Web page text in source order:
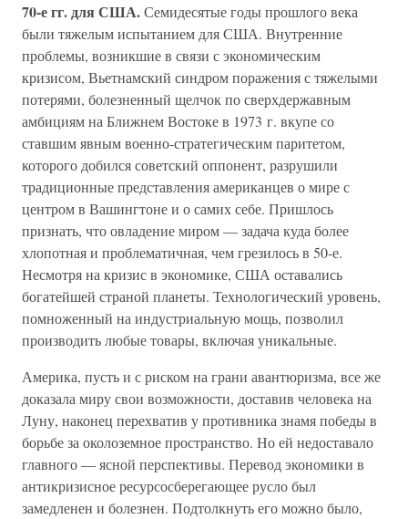
70-е гг. для США.Семидесятые годы прошлого века
были тяжелым испытанием для США. Внутренние
проблемы, возникшие в связи с экономическим
кризисом, Вьетнамский синдром поражения с тяжелыми
потерями, болезненный щелчок по сверхдержавным
амбициям на Ближнем Востоке в 1973 г. вкупе со
ставшим явным военно-стратегическим паритетом,
которого добился советский оппонент, разрушили
традиционные представления американцев о мире с
центром в Вашингтоне и о самих себе. Пришлось
признать, что овладение миром — задача куда более
хлопотная и проблематичная, чем грезилось в 50-е.
Несмотря на кризис в экономике, США оставались
богатейшей страной планеты. Технологический уровень,
помноженный на индустриальную мощь, позволил
производить любые товары, включая уникальные.
Америка, пусть и с риском на грани авантюризма, все же
доказала миру свои возможности, доставив человека на
Луну, наконец перехватив у противника знамя победы в
борьбе за околоземное пространство. Но ей недоставало
главного — ясной перспективы. Перевод экономики в
антикризисное ресурсосберегающее русло был
замедленен и болезнен. Подтолкнуть его можно было,